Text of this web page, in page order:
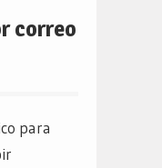
correo
para